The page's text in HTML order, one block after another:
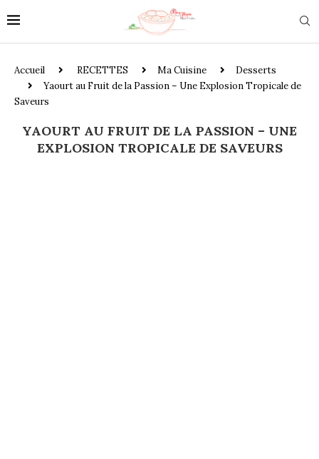
Accueil RECETTES Ma Cuisine
Desserts
Yaourt au Fruit de la Passion – Une Explosion Tropicale de
Saveurs
YAOURT AU FRUIT DE LA PASSION – UNE
EXPLOSION TROPICALE DE SAVEURS